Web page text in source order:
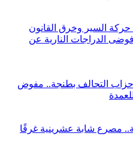
السير وخرق القانون
الدراجات النارية عن
التحالف بطنجة.. مفوض
مصرع شابة عشرينية غرقًا